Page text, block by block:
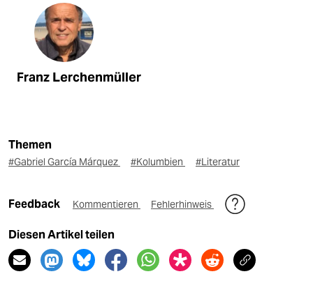
Franz Lerchenmüller
Themen
#Gabriel García Márquez #Kolumbien #Literatur
Feedback Kommentieren Fehlerhinweis
Diesen Artikel teilen